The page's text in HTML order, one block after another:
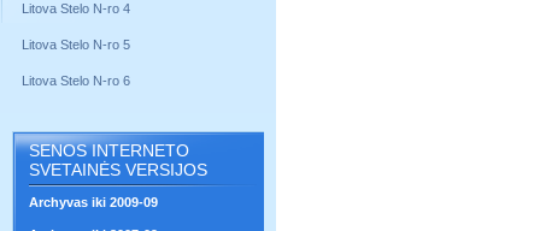
Litova Stelo N-ro 4
Litova Stelo N-ro 5
Litova Stelo N-ro 6
SENOS INTERNETO
SVETAINĖS VERSIJOS
Archyvas iki 2009-09